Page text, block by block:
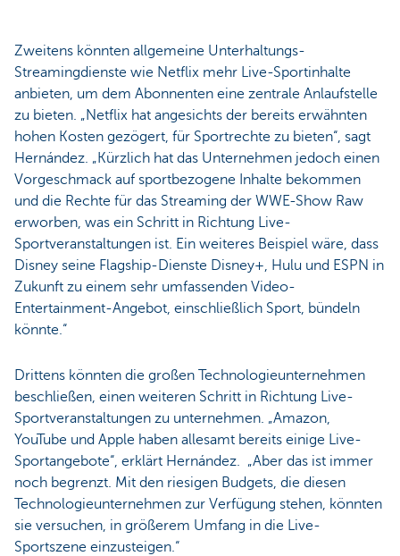
Zweitens könnten allgemeine Unterhaltungs-
Streamingdienste wie Netflix mehr Live-Sportinhalte
anbieten, um dem Abonnenten eine zentrale Anlaufstelle
zu bieten. „Netflix hat angesichts der bereits erwähnten
hohen Kosten gezögert, für Sportrechte zu bieten“, sagt
Hernández. „Kürzlich hat das Unternehmen jedoch einen
Vorgeschmack auf sportbezogene Inhalte bekommen
und die Rechte für das Streaming der WWE-Show Raw
erworben, was ein Schritt in Richtung Live-
Sportveranstaltungen ist. Ein weiteres Beispiel wäre, dass
Disney seine Flagship-Dienste Disney+, Hulu und ESPN in
Zukunft zu einem sehr umfassenden Video-
Entertainment-Angebot, einschließlich Sport, bündeln
könnte.“
Drittens könnten die großen Technologieunternehmen
beschließen, einen weiteren Schritt in Richtung Live-
Sportveranstaltungen zu unternehmen. „Amazon,
YouTube und Apple haben allesamt bereits einige Live-
Sportangebote“, erklärt Hernández. „Aber das ist immer
noch begrenzt. Mit den riesigen Budgets, die diesen
Technologieunternehmen zur Verfügung stehen, könnten
sie versuchen, in größerem Umfang in die Live-
Sportszene einzusteigen.“